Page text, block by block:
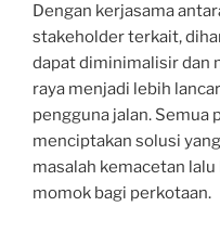
Dengan kerjasama
stakeholder terkait,
dapat diminimalisir dan
raya menjadi lebih
pengguna jalan. Semua
menciptakan solusi
masalah kemacetan
momok bagi perkotaan.